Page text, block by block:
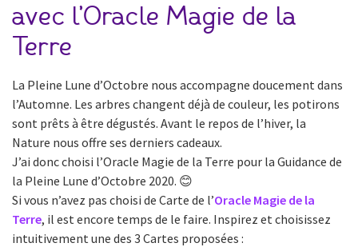
avec l’Oracle Magie de la
Terre
La Pleine Lune d’Octobre nous accompagne doucement dans
l’Automne. Les arbres changent déjà de couleur, les potirons
sont prêts à être dégustés. Avant le repos de l’hiver, la
Nature nous offre ses derniers cadeaux.
J’ai donc choisi l’Oracle Magie de la Terre pour la Guidance de
la Pleine Lune d’Octobre 2020. 😊
Si vous n’avez pas choisi de Carte de l’Oracle Magie de la
Terre, il est encore temps de le faire. Inspirez et choisissez
intuitivement une des 3 Cartes proposées :